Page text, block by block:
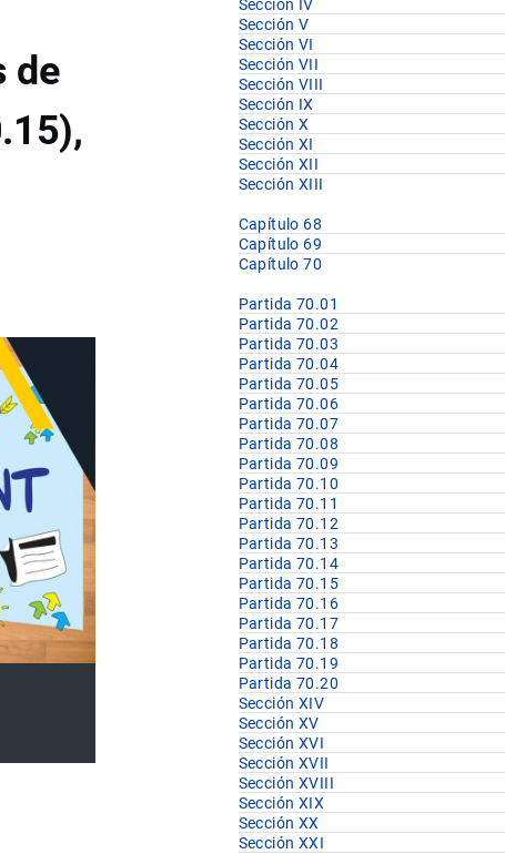
de
Sección IV
Sección V
Sección VI
Sección VII
Sección VIII
Sección IX
Sección X
Sección XI
Sección XII
Sección XIII
Capítulo 68
Capítulo 69
Capítulo 70
Partida 70.01
Partida 70.02
Partida 70.03
Partida 70.04
Partida 70.05
Partida 70.06
Partida 70.07
Partida 70.08
Partida 70.09
Partida 70.10
Partida 70.11
Partida 70.12
Partida 70.13
Partida 70.14
Partida 70.15
Partida 70.16
Partida 70.17
Partida 70.18
Partida 70.19
Partida 70.20
Sección XIV
Sección XV
Sección XVI
Sección XVII
Sección XVIII
Sección XIX
Sección XX
Sección XXI